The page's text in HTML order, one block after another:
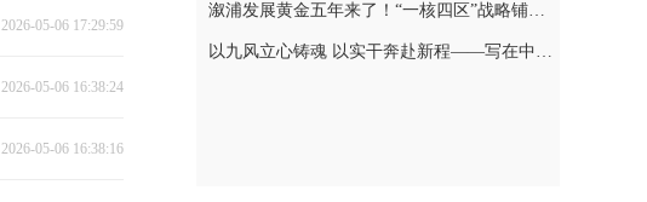
2026-05-06 17:29:59
2026-05-06 16:38:24
2026-05-06 16:38:16
溆浦发展黄金五年来了！“一核四区”战略铺展全域振兴新图景
以九风立心铸魂 以实干奔赴新程——写在中共溆浦县第十四次代表大会胜利闭幕之际